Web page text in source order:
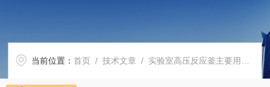
当前位置：首页 /技术文章 / 实验室高压反应釜主要用于在高温高压环境下进行化学反应和材料处理